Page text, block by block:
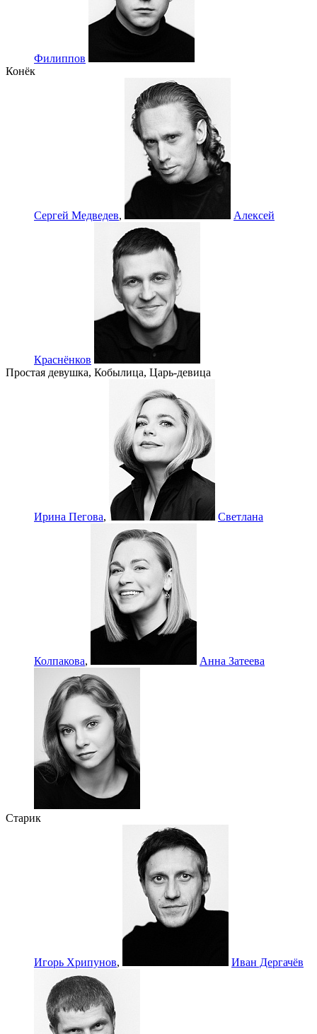
Филиппов
Конёк
Сергей Медведев, Алексей
Краснёнков
Простая девушка, Кобылица, Царь-девица
Ирина Пегова, Светлана
Колпакова, Анна Затеева
Старик
Игорь Хрипунов, Иван Дергачёв